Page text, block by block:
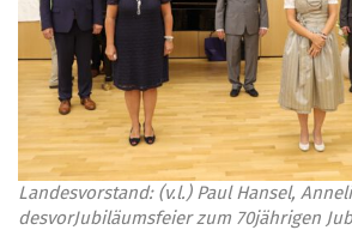
Lan­des­vor­stand: (v.l.) Paul Han­sel,
des­vor­Ju­bi­lä­ums­fei­er zum 70jährigen